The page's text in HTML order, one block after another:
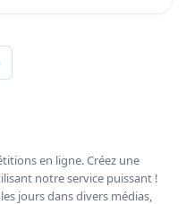
en ligne. Créez une
notre service puissant !
jours dans divers médias,